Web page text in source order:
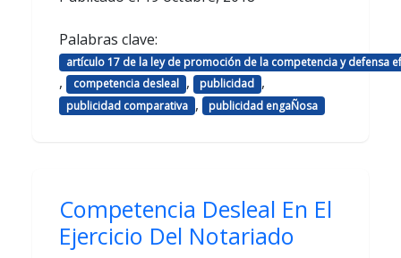
Palabras clave:
artículo 17 de la ley de promoción de la competencia y defensa
, competencia desleal , publicidad ,
publicidad comparativa , publicidad engaÑosa
Competencia Desleal En El
Ejercicio Del Notariado